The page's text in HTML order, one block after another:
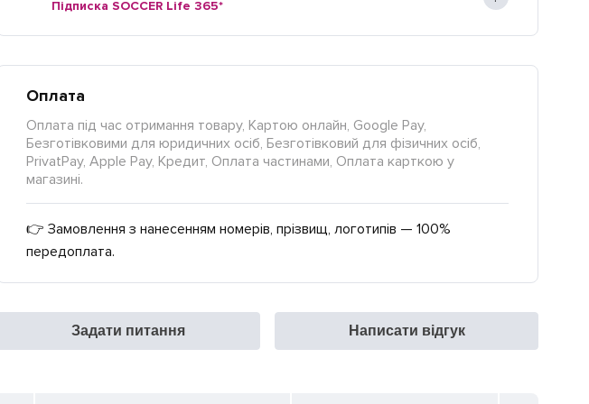
Підписка SOCCER Life 365*
Оплата
Оплата під час отримання товару, Картою онлайн, Google Pay,
Безготівковими для юридичних осіб, Безготівковий для фізичних осіб,
PrivatPay, Apple Pay, Кредит, Оплата частинами, Оплата карткою у
магазині.
👉 Замовлення з нанесенням номерів, прізвищ, логотипів — 100%
передоплата.
Задати питання Написати відгук